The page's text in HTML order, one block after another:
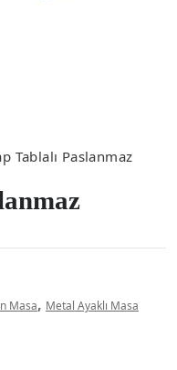
Tablalı Paslanmaz
Masa, Metal Ayaklı Masa